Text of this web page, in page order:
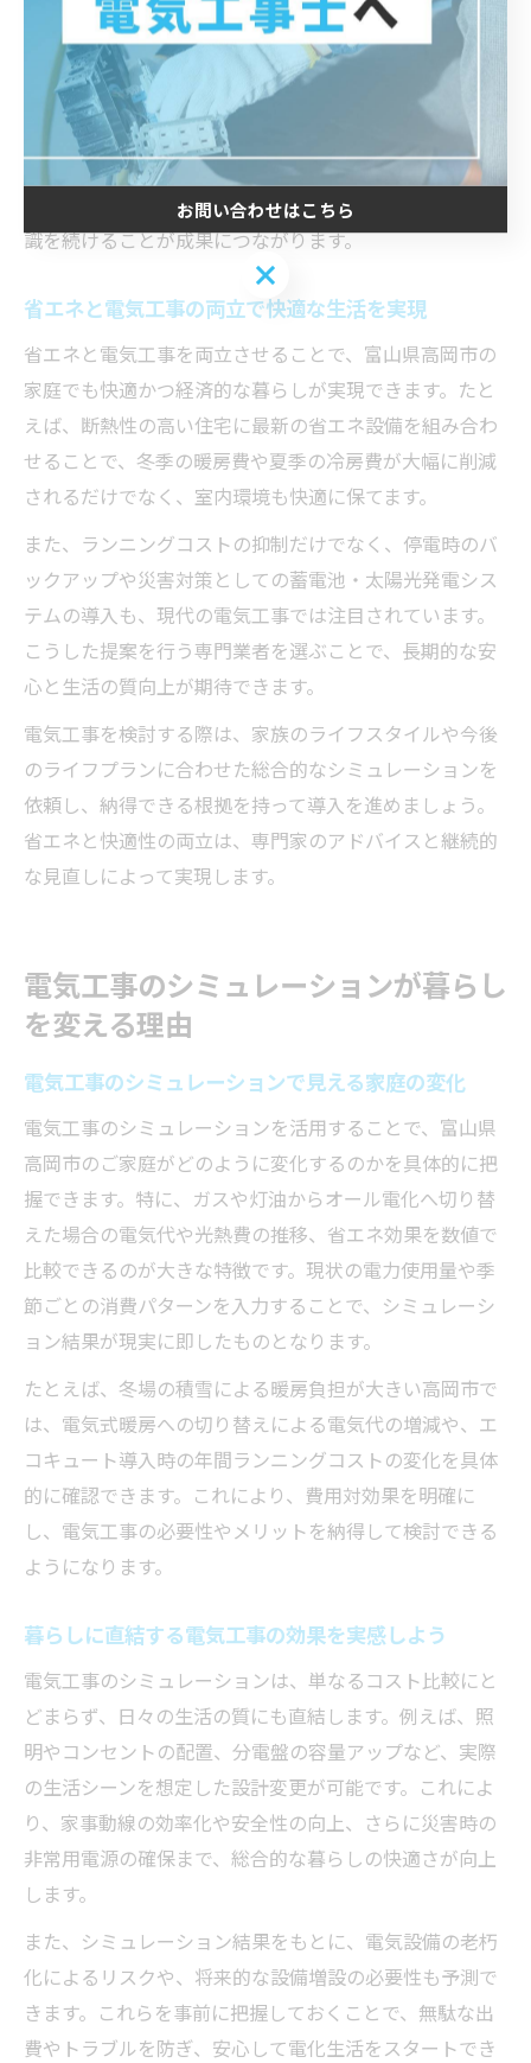
ど、無意識のうちに省エネが実践できます。たとえば、
タイマーや人感センサーの活用は、特にお子様や高齢者
がいる家庭での省エネ推進に役立ちます。
電気工事の際には、将来の設備拡張や家族構成の変化も
見据えた設計を心がけることが大切です。省エネの取り
組みは一度で終わるものではなく、日々の生活の中で意
識を続けることが成果につながります。
省エネと電気工事の両立で快適な生活を実現
省エネと電気工事を両立させることで、富山県高岡市の
家庭でも快適かつ経済的な暮らしが実現できます。たと
えば、断熱性の高い住宅に最新の省エネ設備を組み合わ
せることで、冬季の暖房費や夏季の冷房費が大幅に削減
されるだけでなく、室内環境も快適に保てます。
また、ランニングコストの抑制だけでなく、停電時のバ
ックアップや災害対策としての蓄電池・太陽光発電シス
テムの導入も、現代の電気工事では注目されています。
こうした提案を行う専門業者を選ぶことで、長期的な安
心と生活の質向上が期待できます。
電気工事を検討する際は、家族のライフスタイルや今後
のライフプランに合わせた総合的なシミュレーションを
依頼し、納得できる根拠を持って導入を進めましょう。
省エネと快適性の両立は、専門家のアドバイスと継続的
な見直しによって実現します。
電気工事のシミュレーションが暮らし
を変える理由
電気工事のシミュレーションで見える家庭の変化
電気工事のシミュレーションを活用することで、富山県
高岡市のご家庭がどのように変化するのかを具体的に把
握できます。特に、ガスや灯油からオール電化へ切り替
えた場合の電気代や光熱費の推移、省エネ効果を数値で
比較できるのが大きな特徴です。現状の電力使用量や季
節ごとの消費パターンを入力することで、シミュレーシ
ョン結果が現実に即したものとなります。
たとえば、冬場の積雪による暖房負担が大きい高岡市で
は、電気式暖房への切り替えによる電気代の増減や、エ
コキュート導入時の年間ランニングコストの変化を具体
的に確認できます。これにより、費用対効果を明確に
し、電気工事の必要性やメリットを納得して検討できる
ようになります。
暮らしに直結する電気工事の効果を実感しよう
電気工事のシミュレーションは、単なるコスト比較にと
どまらず、日々の生活の質にも直結します。例えば、照
明やコンセントの配置、分電盤の容量アップなど、実際
の生活シーンを想定した設計変更が可能です。これによ
り、家事動線の効率化や安全性の向上、さらに災害時の
非常用電源の確保まで、総合的な暮らしの快適さが向上
します。
また、シミュレーション結果をもとに、電気設備の老朽
化によるリスクや、将来的な設備増設の必要性も予測で
きます。これらを事前に把握しておくことで、無駄な出
費やトラブルを防ぎ、安心して電化生活をスタートでき
お問い合わせはこちら
お問い合わせはこちら